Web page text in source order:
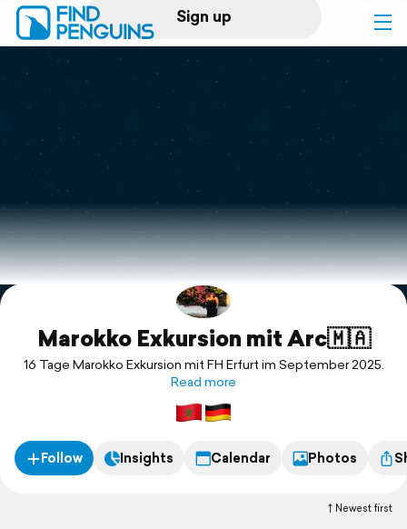
Sign up
Log in
Print a book
Flyover video
Explore
Support
Marokko Exkursion mit Arc🇲🇦
16 Tage Marokko Exkursion mit FH Erfurt im September 2025.
Read more
Follow Insights Calendar Photos
Newest first